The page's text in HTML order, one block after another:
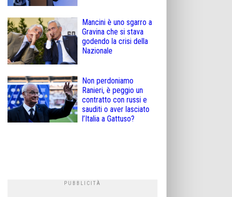
Mancini è uno sgarro a
Gravina che si stava
godendo la crisi della
Nazionale
Non perdoniamo
Ranieri, è peggio un
contratto con russi e
sauditi o aver lasciato
l’Italia a Gattuso?